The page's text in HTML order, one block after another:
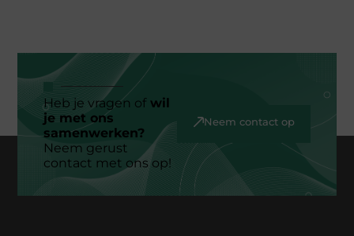
Heb je vragen ofwil
je met ons
samenwerken?
Neem gerust
contact met ons op!
Neem contact op